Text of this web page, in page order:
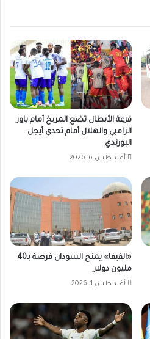
قرعة الأبطال تضع المريخ أمام باور
الزامبي والهلال أمام تحدي أيجل
البورندي
أغسطس 6, 2026
«الفيفا» يمنح السودان فرصة بـ40
مليون دولار
أغسطس 1, 2026